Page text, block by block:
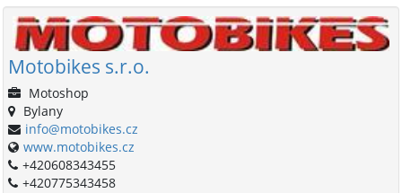
Motobikes s.r.o.
Motoshop
Bylany
info@motobikes.cz
www.motobikes.cz
+420608343455
+420775343458